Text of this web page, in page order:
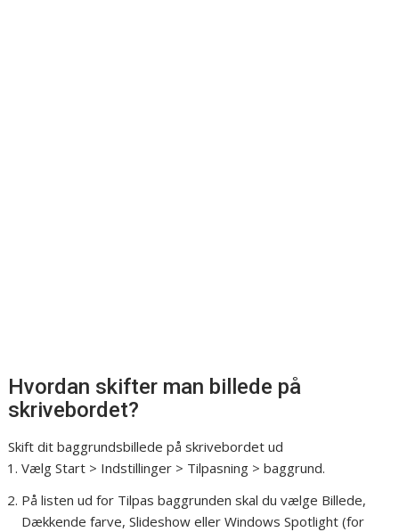
Hvordan skifter man billede på
skrivebordet?
Skift dit baggrundsbillede på skrivebordet ud
Vælg Start > Indstillinger > Tilpasning > baggrund.
På listen ud for Tilpas baggrunden skal du vælge Billede,
Dækkende farve, Slideshow eller Windows Spotlight (for